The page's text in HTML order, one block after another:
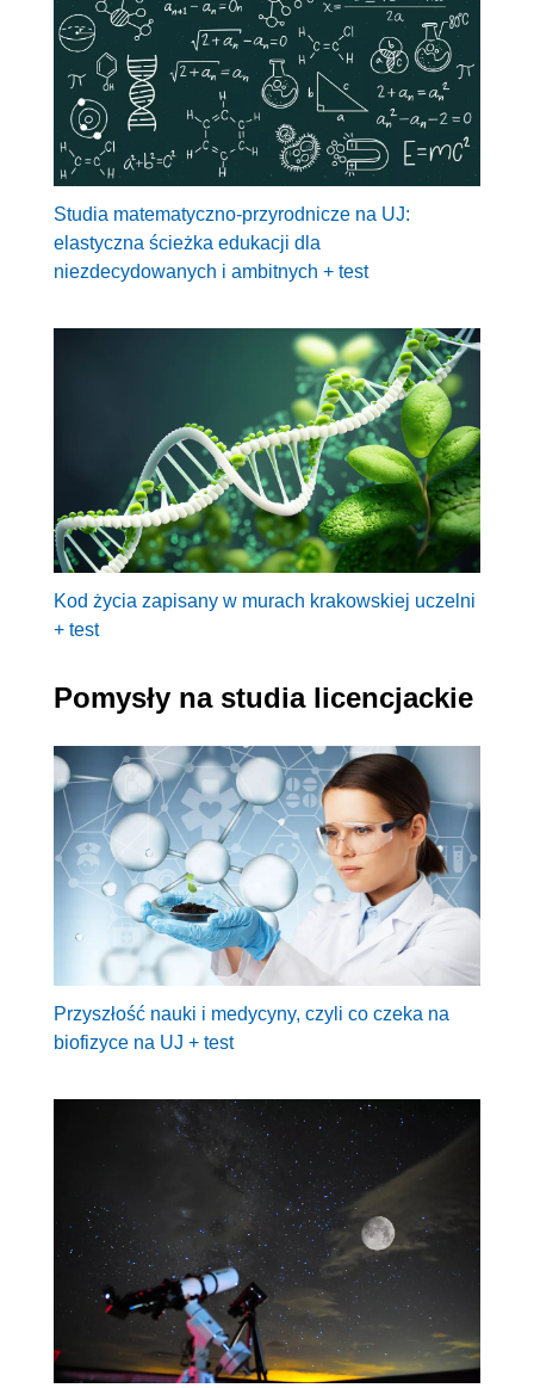
Studia matematyczno-przyrodnicze na UJ:
elastyczna ścieżka edukacji dla
niezdecydowanych i ambitnych + test
Kod życia zapisany w murach krakowskiej uczelni
+ test
Pomysły na studia licencjackie
Przyszłość nauki i medycyny, czyli co czeka na
biofizyce na UJ + test